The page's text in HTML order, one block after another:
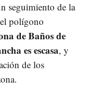
seguimiento de la
polígono
de Baños de
es escasa, y
de los